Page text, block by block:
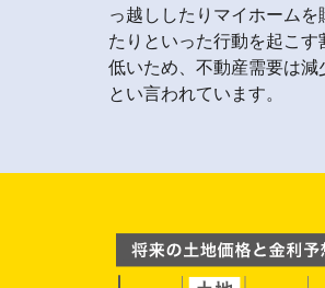
っ越ししたりマイホームを
たりといった行動を起こす
低いため、不動産需要は減
とい言われています。